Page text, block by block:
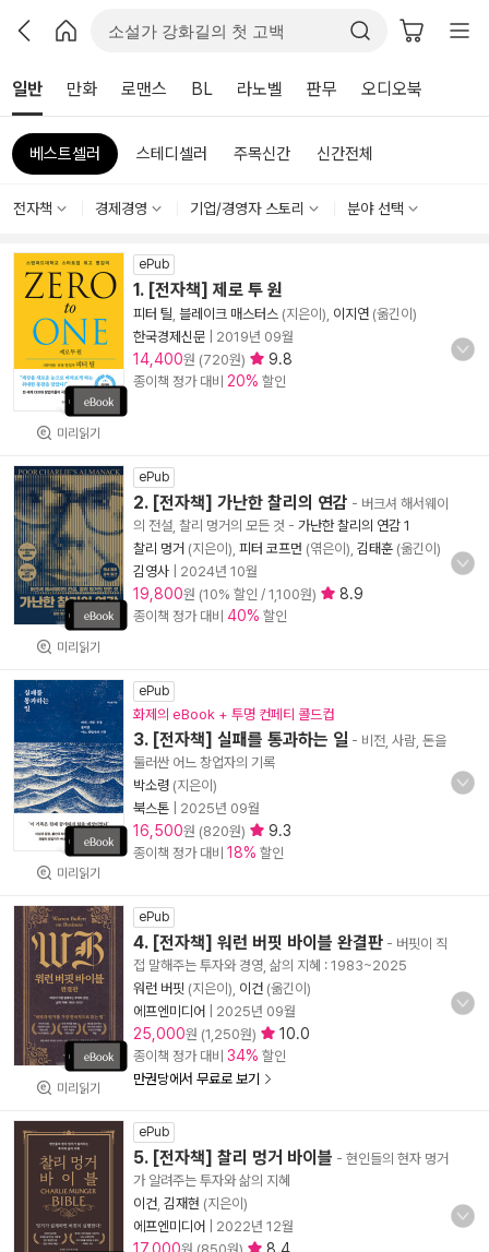
일반 만화 로맨스 BL 라노벨 판무 오디오북
베스트셀러 스테디셀러 주목신간 신간전체
전자책 경제경영 기업/경영자 스토리 분야 선택
미리읽기
ePub
1. [전자책] 제로 투 원
피터 틸 블레이크 매스터스 (지은이), 이지연 (옮긴이)
한국경제신문
2019년 09월
14,400원 (720원) 9.8
종이책 정가 대비 20% 할인
미리읽기
ePub
2. [전자책] 가난한 찰리의 연감 - 버크셔 해서웨이
의 전설, 찰리 멍거의 모든 것 - 가난한 찰리의 연감 1
찰리 멍거 (지은이), 피터 코프먼 (엮은이), 김태훈 (옮긴이)
김영사
2024년 10월
19,800원 (10% 할인 / 1,100원) 8.9
종이책 정가 대비 40% 할인
미리읽기
ePub
화제의 eBook + 투명 컨페티 콜드컵
3. [전자책] 실패를 통과하는 일 - 비전, 사람, 돈을
둘러싼 어느 창업자의 기록
박소령 (지은이)
북스톤
2025년 09월
16,500원 (820원) 9.3
종이책 정가 대비 18% 할인
미리읽기
ePub
4. [전자책] 워런 버핏 바이블 완결판 - 버핏이 직
접 말해주는 투자와 경영, 삶의 지혜 : 1983~2025
워런 버핏 (지은이), 이건 (옮긴이)
에프엔미디어
2025년 09월
25,000원 (1,250원) 10.0
종이책 정가 대비 34% 할인
만권당에서 무료로 보기
ePub
5. [전자책] 찰리 멍거 바이블 - 현인들의 현자 멍거
가 알려주는 투자와 삶의 지혜
이건 김재현 (지은이)
에프엔미디어
2022년 12월